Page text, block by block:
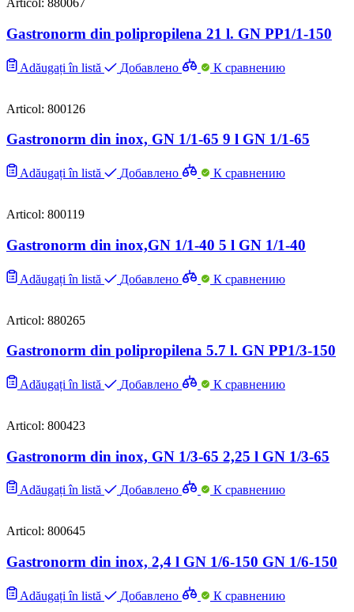
Articol: 880067
Gastronorm din polipropilena 21 l. GN PP1/1-150
Adăugați în listă Добавлено К сравнению
Articol: 800126
Gastronorm din inox, GN 1/1-65 9 l GN 1/1-65
Adăugați în listă Добавлено К сравнению
Articol: 800119
Gastronorm din inox,GN 1/1-40 5 l GN 1/1-40
Adăugați în listă Добавлено К сравнению
Articol: 880265
Gastronorm din polipropilena 5.7 l. GN PP1/3-150
Adăugați în listă Добавлено К сравнению
Articol: 800423
Gastronorm din inox, GN 1/3-65 2,25 l GN 1/3-65
Adăugați în listă Добавлено К сравнению
Articol: 800645
Gastronorm din inox, 2,4 l GN 1/6-150 GN 1/6-150
Adăugați în listă Добавлено К сравнению